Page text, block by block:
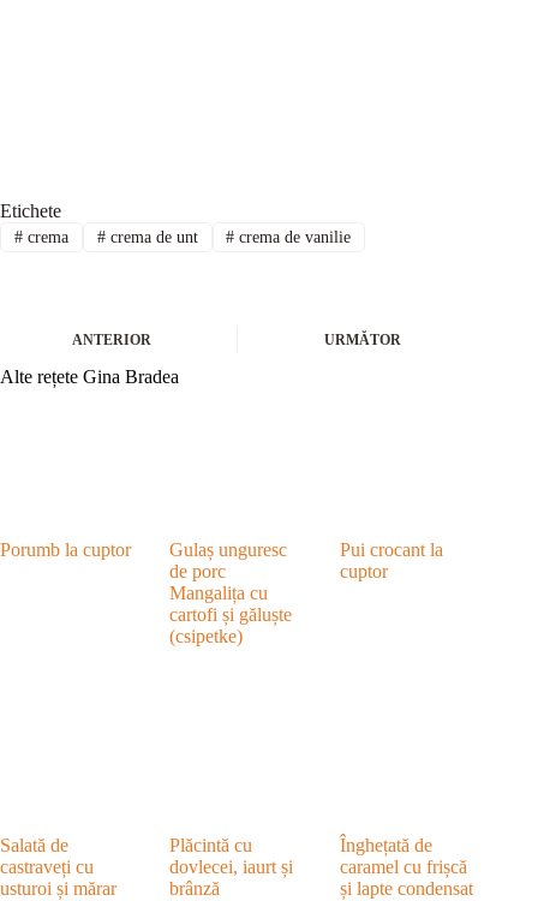
Etichete
#crema #crema de unt # crema de vanilie
ANTERIOR URMĂTOR
Alte rețete Gina Bradea
Porumb la cuptor
Gulaș unguresc
de porc
Mangalița cu
cartofi și găluște
(csipetke)
Pui crocant la
cuptor
Salată de
castraveți cu
usturoi și mărar
Plăcintă cu
dovlecei, iaurt și
brânză
Înghețată de
caramel cu frișcă
și lapte condensat